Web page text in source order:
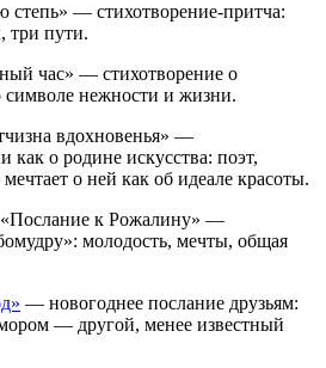
— стихотворение-притча:
три пути.
час» — стихотворение о
символе нежности и жизни.
вдохновенья» —
как о родине искусства: поэт,
о ней как об идеале красоты.
к Рожалину» —
молодость, мечты, общая
— новогоднее послание друзьям:
— другой, менее известный